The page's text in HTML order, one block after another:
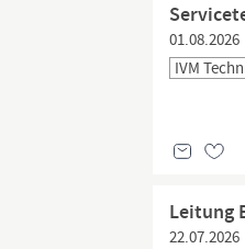
01.08.2026
IVM
Leitung
22.07.2026